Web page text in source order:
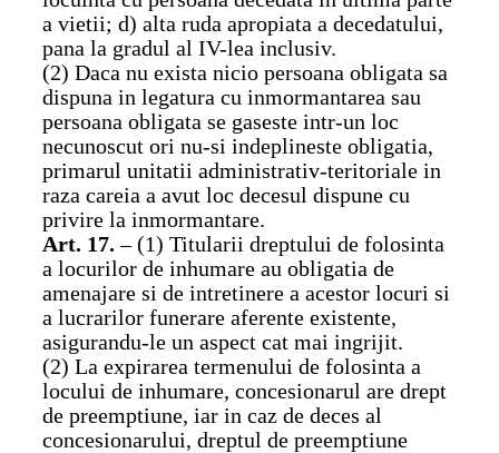
a vietii; d) alta ruda apropiata a decedatului,
pana la gradul al IV-lea inclusiv.
(2) Daca nu exista nicio persoana obligata sa
dispuna in legatura cu inmormantarea sau
persoana obligata se gaseste intr-un loc
necunoscut ori nu-si indeplineste obligatia,
primarul unitatii administrativ-teritoriale in
raza careia a avut loc decesul dispune cu
privire la inmormantare.
Art. 17.– (1) Titularii dreptului de folosinta
a locurilor de inhumare au obligatia de
amenajare si de intretinere a acestor locuri si
a lucrarilor funerare aferente existente,
asigurandu-le un aspect cat mai ingrijit.
(2) La expirarea termenului de folosinta a
locului de inhumare, concesionarul are drept
de preemptiune, iar in caz de deces al
concesionarului, dreptul de preemptiune